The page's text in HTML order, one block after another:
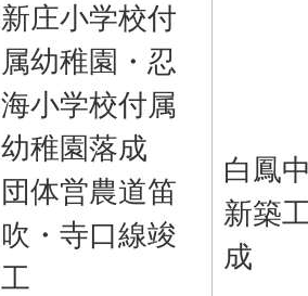
新庄小学校付
属幼稚園・忍
海小学校付属
幼稚園落成
団体営農道笛
吹・寺口線竣
工
白鳳
新築
成